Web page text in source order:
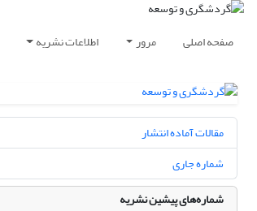
صفحه اصلی مرور اطلاعات نشریه
مقالات آماده انتشار
شماره جاری
شماره‌های پیشین نشریه